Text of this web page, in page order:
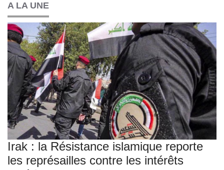
A LA UNE
Irak : la Résistance islamique reporte
les représailles contre les intérêts